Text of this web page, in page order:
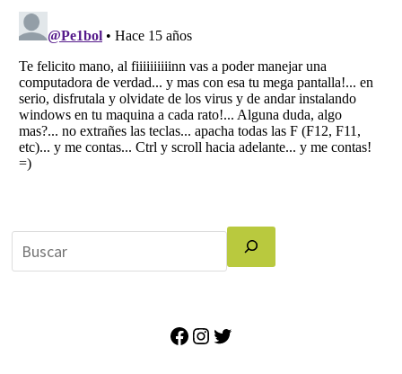
Facebook
Instagram